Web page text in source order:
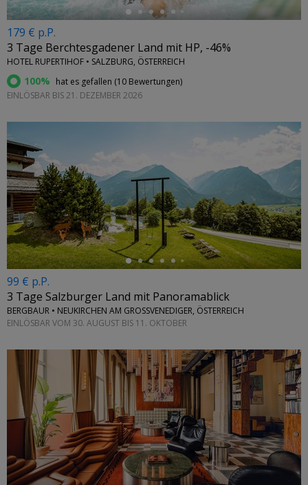
179 € p.P.
3 Tage Berchtesgadener Land mit HP, -46%
HOTEL RUPERTIHOF • SALZBURG, ÖSTERREICH
100% hat es gefallen (10 Bewertungen)
EINLÖSBAR BIS 21. DEZEMBER 2026
←
99 € p.P.
3 Tage Salzburger Land mit Panoramablick
BERGBAUR • NEUKIRCHEN AM GROSSVENEDIGER, ÖSTERREICH
EINLÖSBAR VOM 30. AUGUST BIS 11. OKTOBER
←